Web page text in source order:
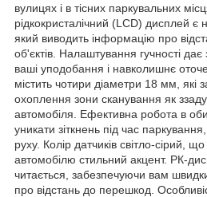
вулицях і в тісних паркувальних
рідкокристалічний (LCD) дисплей є
який виводить інформацію про
об'єктів. Налаштування гучності дає
ваші уподобання і навколишнє
містить чотири діаметри 18 мм, які
охоплення зони сканування як
автомобіля. Ефективна робота в
уникати зіткнень під час
руху. Колір датчиків світло-сірий,
автомобілю стильний акцент. РК-
читається, забезпечуючи вам
про відстань до перешкод.